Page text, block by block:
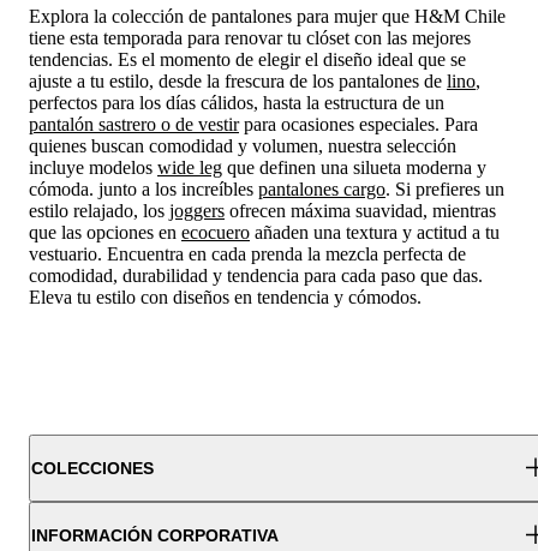
Explora la colección de pantalones para mujer que H&M Chile
tiene esta temporada para renovar tu clóset con las mejores
tendencias. Es el momento de elegir el diseño ideal que se
ajuste a tu estilo, desde la frescura de los pantalones de lino,
perfectos para los días cálidos, hasta la estructura de un
pantalón sastrero o de vestirpara ocasiones especiales. Para
quienes buscan comodidad y volumen, nuestra selección
incluye modelos wide leg que definen una silueta moderna y
cómoda. junto a los increíbles pantalones cargo. Si prefieres un
estilo relajado, los joggers ofrecen máxima suavidad, mientras
que las opciones en ecocuero añaden una textura y actitud a tu
vestuario. Encuentra en cada prenda la mezcla perfecta de
comodidad, durabilidad y tendencia para cada paso que das.
Eleva tu estilo con diseños en tendencia y cómodos.
COLECCIONES
INFORMACIÓN CORPORATIVA